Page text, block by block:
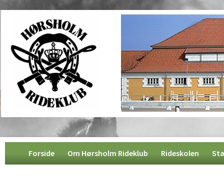
Forside Om Hørsholm Rideklub Rideskolen